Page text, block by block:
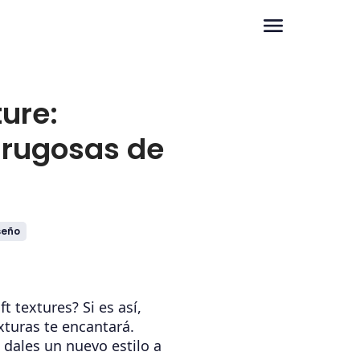
de
textures? Si es así,
te encantará.
un nuevo estilo a